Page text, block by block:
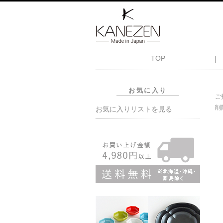
TOP
ご
削
お気に入り
お気に入りリストを見る